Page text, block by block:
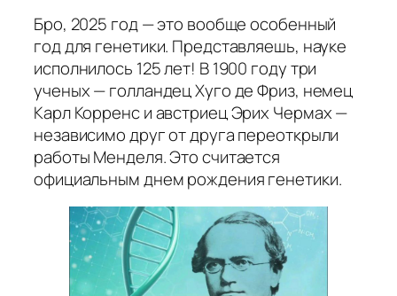
Бро, 2025 год — это вообще особенный
год для генетики. Представляешь, науке
исполнилось 125 лет! В 1900 году три
ученых — голландец Хуго де Фриз, немец
Карл Корренс и австриец Эрих Чермах —
независимо друг от друга переоткрыли
работы Менделя. Это считается
официальным днем рождения генетики.